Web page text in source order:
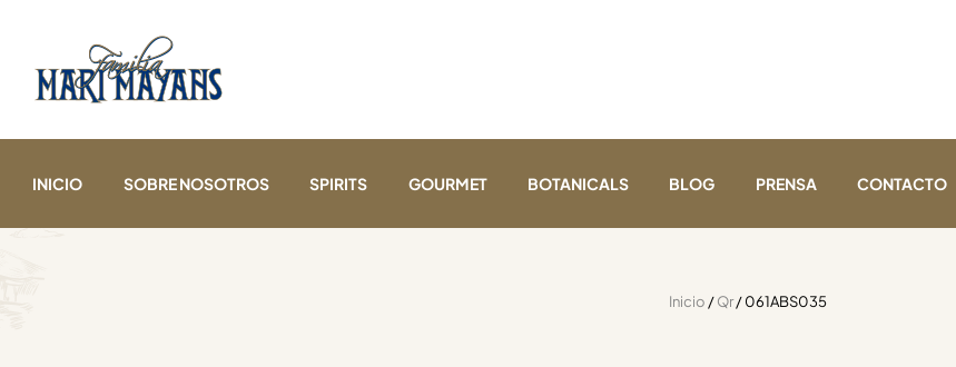
INICIO SOBRE NOSOTROS SPIRITS GOURMET BOTANICALS BLOG PRENSA CONTACTO
Inicio /Qr/ 061ABS035